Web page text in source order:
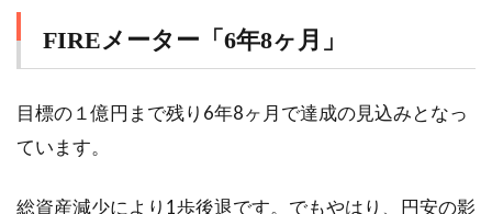
FIREメーター「6年8ヶ月」
目標の１億円まで残り6年8ヶ月で達成の見込みとなっ
ています。
総資産減少により1歩後退です。でもやはり、円安の影